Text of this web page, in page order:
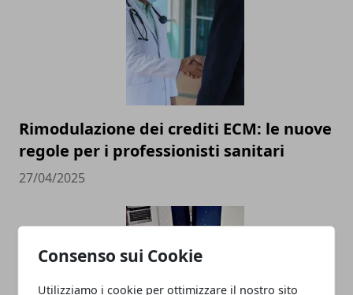
Consenso sui Cookie
Utilizziamo i cookie per ottimizzare il nostro sito
Rimodulazione dei crediti ECM: le nuove
regole per i professionisti sanitari
27/04/2025